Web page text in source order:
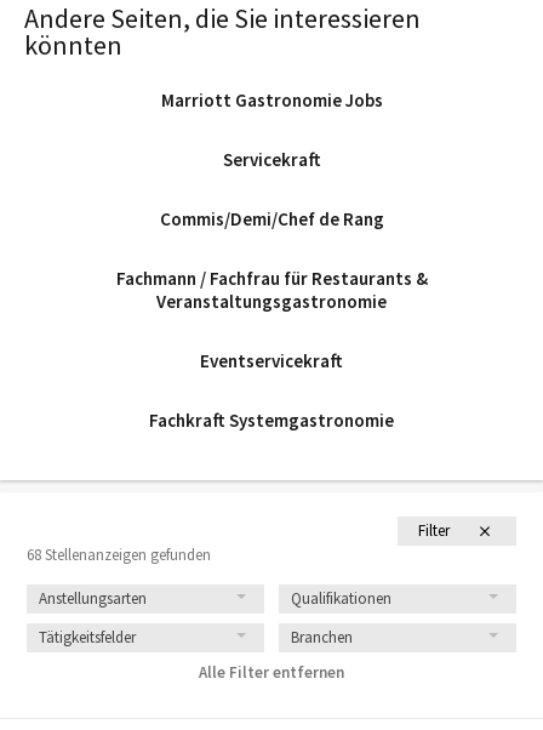
Filter
68 Stellenanzeigen gefunden
Anstellungsarten
Qualifikationen
Tätigkeitsfelder
Branchen
Alle Filter entfernen
Andere Seiten, die Sie interessieren
könnten
Marriott Gastronomie Jobs
Servicekraft
Commis/Demi/Chef de Rang
Fachmann / Fachfrau für Restaurants &
Veranstaltungsgastronomie
Eventservicekraft
Fachkraft Systemgastronomie